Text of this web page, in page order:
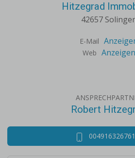
Hitzegrad
42657
E-Mail
Web Anzeigen
Robert